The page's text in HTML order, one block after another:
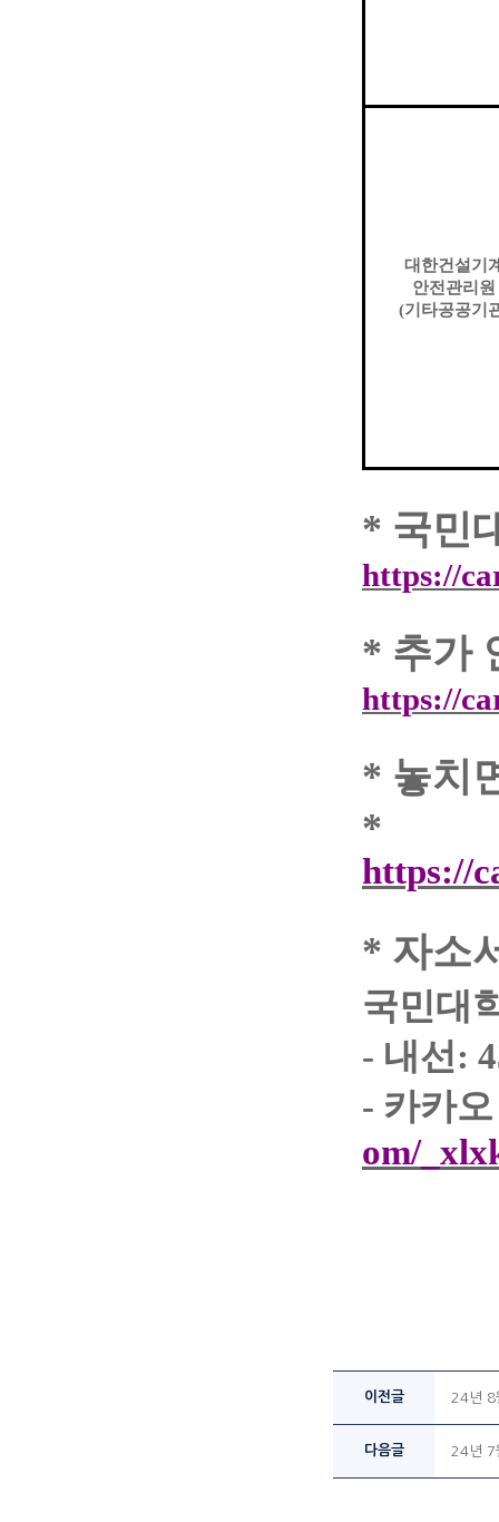
대한건설기
안전관리원
(기타공공기
* 국민
https://
* 추가
https://
* 놓치
*
https://
* 자소
국민대
- 내선:
- 카카
om/
이전글 24년 8
다음글 24년 7